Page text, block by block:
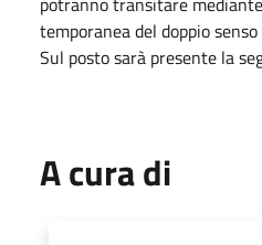
temporanea del doppio
Sul posto sarà presente la
A cura di